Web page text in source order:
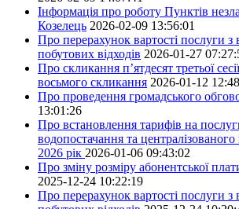
Інформація про роботу Пунктів
Козелець 2026-02-09 13:56:01
Про перерахунок вартості послуги з
побутових відходів 2026-01-27
Про скликання п’ятдесят третьої
восьмого скликання 2026-01-12
Про проведення громадського
13:01:26
Про встановлення тарифів на
водопостачання та
2026 рік 2026-01-06 09:43:02
Про зміну розміру абонентської
2025-12-24 10:22:19
Про перерахунок вартості послуги з